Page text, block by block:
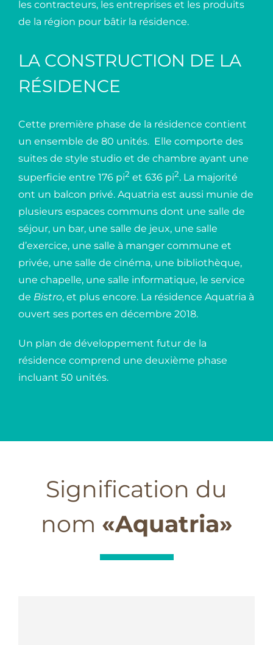
les contracteurs, les entreprises et les produits
de la région pour bâtir la résidence.
LA CONSTRUCTION DE LA
RÉSIDENCE
Cette première phase de la résidence contient
un ensemble de 80 unités. Elle comporte des
suites de style studio et de chambre ayant une
superficie entre 176 pi2 et 636 pi2. La majorité
ont un balcon privé. Aquatria est aussi munie de
plusieurs espaces communs dont une salle de
séjour, un bar, une salle de jeux, une salle
d’exercice, une salle à manger commune et
privée, une salle de cinéma, une bibliothèque,
une chapelle, une salle informatique, le service
de Bistro, et plus encore. La résidence Aquatria à
ouvert ses portes en décembre 2018.
Un plan de développement futur de la
résidence comprend une deuxième phase
incluant 50 unités.
Signification du
nom «Aquatria»